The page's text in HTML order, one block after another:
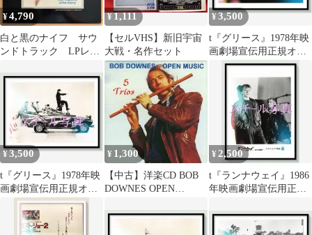
ストッカード・チャニ
ング
ストッカード・チャニ
ング
¥4,790
白と黒のナイフ サウ
ンドトラック LPレコ
リー
¥1,111
【セルVHS】新旧宇宙
大戦・名作セット
¥3,500
t『グリース』1978年映
画劇場宣伝用正規オリ
ジナルスチール写真
pt006744 ランダル・
クレイザー ジョン・ト
ラヴォルタ オリヴィ
ア・ニュートン＝ジョ
ン ジェフ・コナウェイ
ストッカード・チャニ
ング
¥ 3,500
t『グリース』1978年映
画劇場宣伝用正規オリ
ジナルスチール写真
pt006742 ランダル・
クレイザー ジョン・ト
¥ 1,300
【中古】洋楽CD BOB
DOWNES OPEN
¥ 2,500
t『ランナウェイ』1986
年映画劇場宣伝用正規
真 pt002568 リチャ
ード・タッグル アンソ